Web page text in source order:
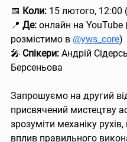
📅 Коли: 15 лютого, 12:00
📍 Де: онлайн на YouTube
розмістимо в @yws_core)
🎤 Спікери: Андрій
Берсеньова
Запрошуємо на другий
присвячений мистецтву
зрозуміти механіку
вплив правильного